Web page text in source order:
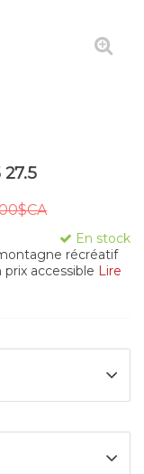
En stock
récréatif
accessible Lire